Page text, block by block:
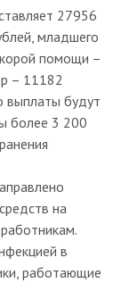
27956
младшего
помощи –
– 11182
выплаты будут
более 3 200
на
в
работающие